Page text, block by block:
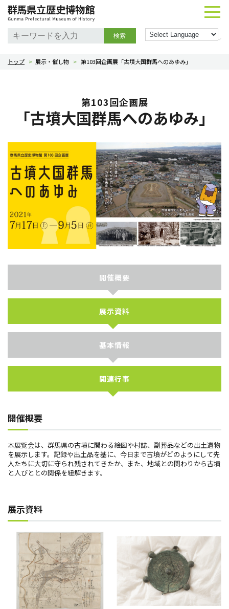
検索
トップ > 展示・催し物 > 第103回企画展「古墳大国群馬へのあゆみ」
第103回企画展
「古墳大国群馬へのあゆみ」
開催概要
展示資料
基本情報
関連行事
開催概要
本展覧会は、群馬県の古墳に関わる絵図や村誌、副葬品などの出土遺物
を展示します。記録や出土品を基に、今日まで古墳がどのようにして先
人たちに大切に守られ残されてきたか、また、地域との関わりから古墳
と人びととの関係を紐解きます。
展示資料